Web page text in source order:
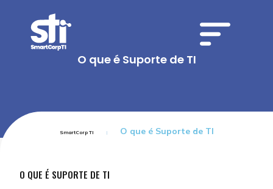
O que é Suporte de TI
SmartCorp TI O que é Suporte de TI
O QUE É SUPORTE DE TI